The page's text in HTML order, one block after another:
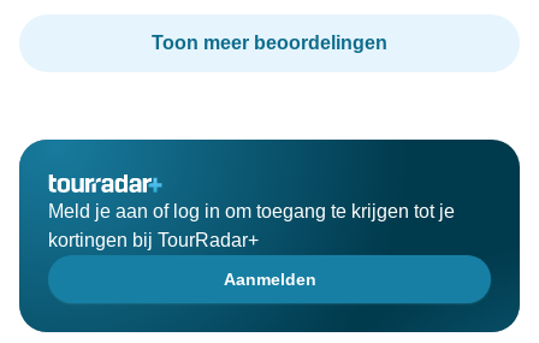
Toon meer beoordelingen
Meld je aan of log in om toegang te krijgen tot je
kortingen bij TourRadar+
Aanmelden